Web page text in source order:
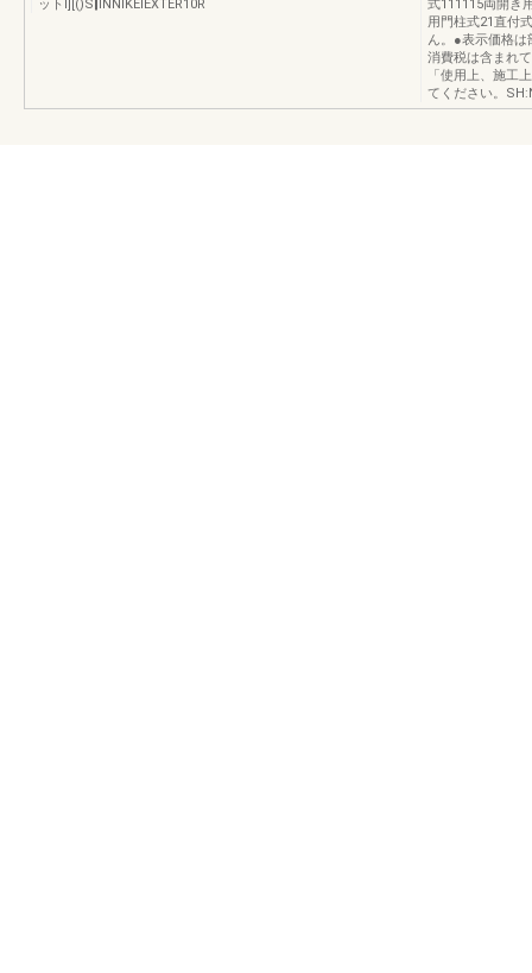
ットl][()S‖lNNlKEIEXTER10R
式111115両開き
用門柱式21直付
ん。●表示価格は
消費税は含まれ
「使用上、施工
てください。